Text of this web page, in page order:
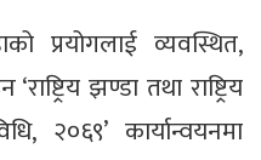
प्रयोगलाई व्यवस्थित,
झण्डा तथा राष्ट्रिय
२०६९’ कार्यान्वयनमा